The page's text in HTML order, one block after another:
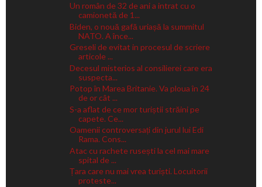
Un român de 32 de ani a intrat cu o
camionetă de 1...
Biden, o nouă gafă uriașă la summitul
NATO. A înce...
Greseli de evitat in procesul de scriere
articole ...
Decesul misterios al consilierei care era
suspecta...
Potop în Marea Britanie. Va ploua în 24
de or cât ...
S-a aflat de ce mor turiștii străini pe
capete. Ce...
Oamenii controversați din jurul lui Edi
Rama. Cons...
Atac cu rachete rusești la cel mai mare
spital de ...
Țara care nu mai vrea turiști. Locuitorii
proteste...